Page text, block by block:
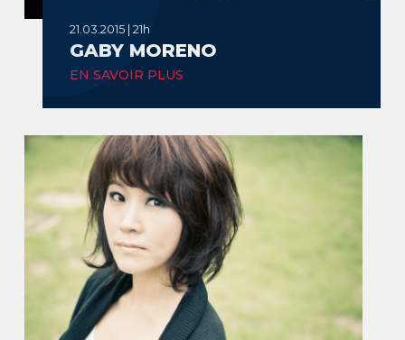
21.03.2015 | 21h
GABY MORENO
EN SAVOIR PLUS